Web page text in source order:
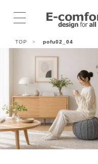
TOP > pofu02_04